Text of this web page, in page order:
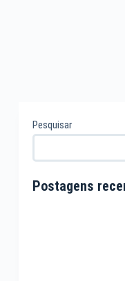
Pesquisar
Postagens